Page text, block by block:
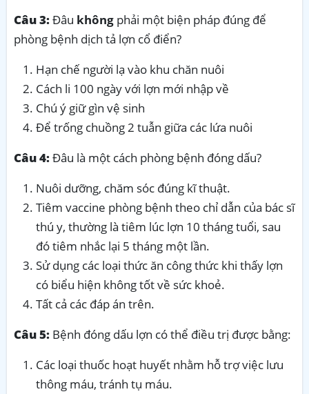
Câu 3:Đâu không phải một biện pháp đúng để
phòng bệnh dịch tả lợn cổ điển?
Hạn chế người lạ vào khu chăn nuôi
Cách li 100 ngày với lợn mới nhập về
Chú ý giữ gìn vệ sinh
Để trống chuồng 2 tuẫn giữa các lứa nuôi
Câu 4:Đâu là một cách phòng bệnh đóng dấu?
Nuôi dưỡng, chăm sóc đúng kĩ thuật.
Tiêm vaccine phòng bệnh theo chỉ dẫn của bác sĩ
thú y, thường là tiêm lúc lợn 10 tháng tuổi, sau
đó tiêm nhắc lại 5 tháng một lần.
Sử dụng các loại thức ăn công thức khi thấy lợn
có biểu hiện không tốt về sức khoẻ.
Tất cả các đáp án trên.
Câu 5: Bệnh đóng dấu lợn có thể điều trị được bằng:
Các loại thuốc hoạt huyết nhằm hỗ trợ việc lưu
thông máu, tránh tụ máu.